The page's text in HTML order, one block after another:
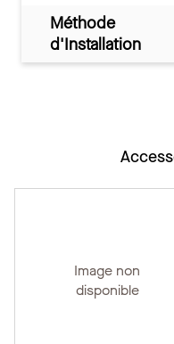
Méthode
d'Installation
Image non
disponible